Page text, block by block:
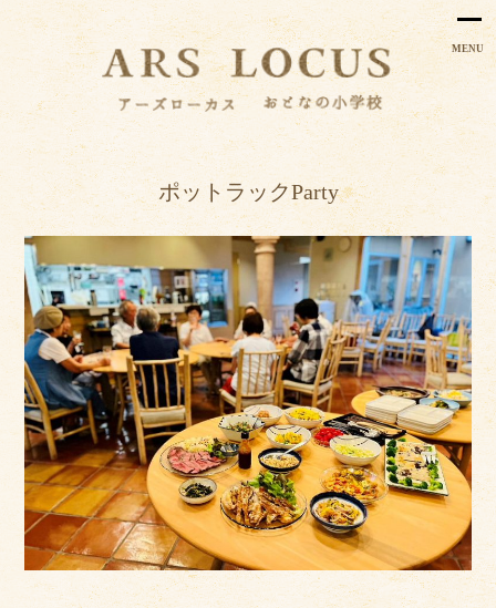
MENU
ポットラックParty